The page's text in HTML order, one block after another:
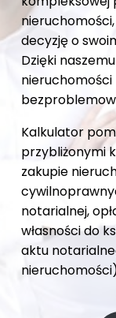
decyzję o
Dzięki
nieruchomości
Kalkulator
przybliżonymi
zakupie
notarialnej,
własności do
aktu